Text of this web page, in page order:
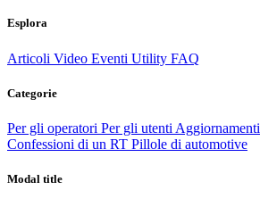
Esplora
Articoli Video Eventi Utility FAQ
Categorie
Per gli operatori Per gli utenti Aggiornamenti
Confessioni di un RT Pillole di automotive
Modal title